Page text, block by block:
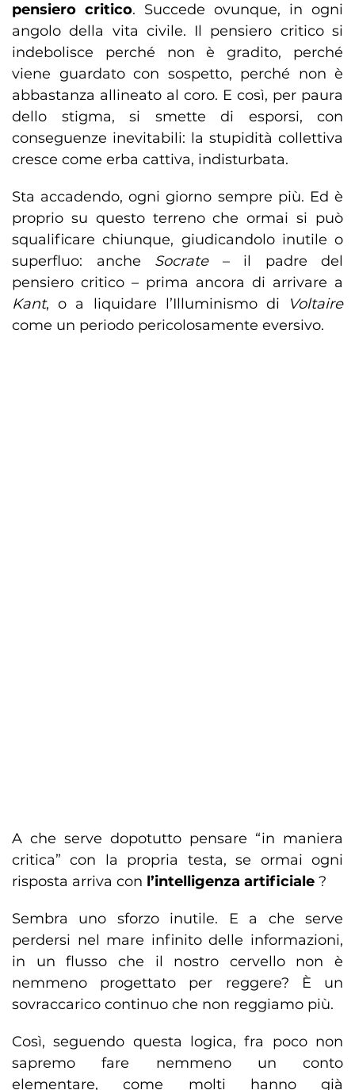
pensiero critico. Succede ovunque, in ogni
angolo della vita civile. Il pensiero critico si
indebolisce perché non è gradito, perché
viene guardato con sospetto, perché non è
abbastanza allineato al coro. E così, per paura
dello stigma, si smette di esporsi, con
conseguenze inevitabili: la stupidità collettiva
cresce come erba cattiva, indisturbata.
Sta accadendo, ogni giorno sempre più. Ed è
proprio su questo terreno che ormai si può
squalificare chiunque, giudicandolo inutile o
superfluo: anche Socrate – il padre del
pensiero critico – prima ancora di arrivare a
Kant, o a liquidare l’Illuminismo di
Voltaire
come un periodo pericolosamente eversivo.
A che serve dopotutto pensare “in maniera
critica” con la propria testa, se ormai ogni
risposta arriva con l’intelligenza artificiale ?
Sembra uno sforzo inutile. E a che serve
perdersi nel mare infinito delle informazioni,
in un flusso che il nostro cervello non è
nemmeno progettato per reggere? È un
sovraccarico continuo che non reggiamo più.
Così, seguendo questa logica, fra poco non
sapremo fare nemmeno un conto
elementare, come molti hanno già